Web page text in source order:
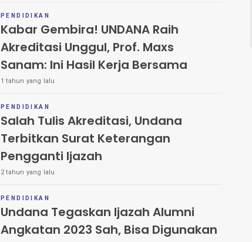
PENDIDIKAN
Kabar Gembira! UNDANA Raih
Akreditasi Unggul, Prof. Maxs
Sanam: Ini Hasil Kerja Bersama
1 tahun yang lalu
PENDIDIKAN
Salah Tulis Akreditasi, Undana
Terbitkan Surat Keterangan
Pengganti Ijazah
2 tahun yang lalu
PENDIDIKAN
Undana Tegaskan Ijazah Alumni
Angkatan 2023 Sah, Bisa Digunakan